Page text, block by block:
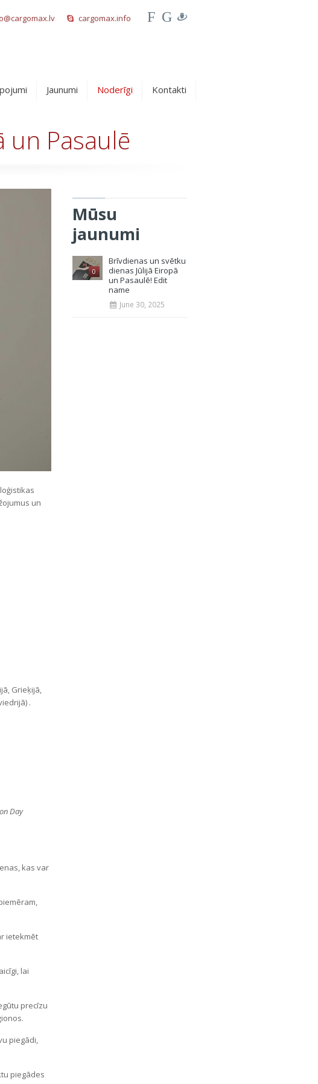
cargomax.info F G
Jaunumi Noderīgi Kontakti
un Pasaulē
un
Grieķijā,
.
Day
kas var
ietekmēt
lai
precīzu
piegādi,
piegādes
Mūsu
jaunumi
0
Brīvdienas un svētku
dienas Jūlijā Eiropā
un Pasaulē! Edit
name
June 30, 2025